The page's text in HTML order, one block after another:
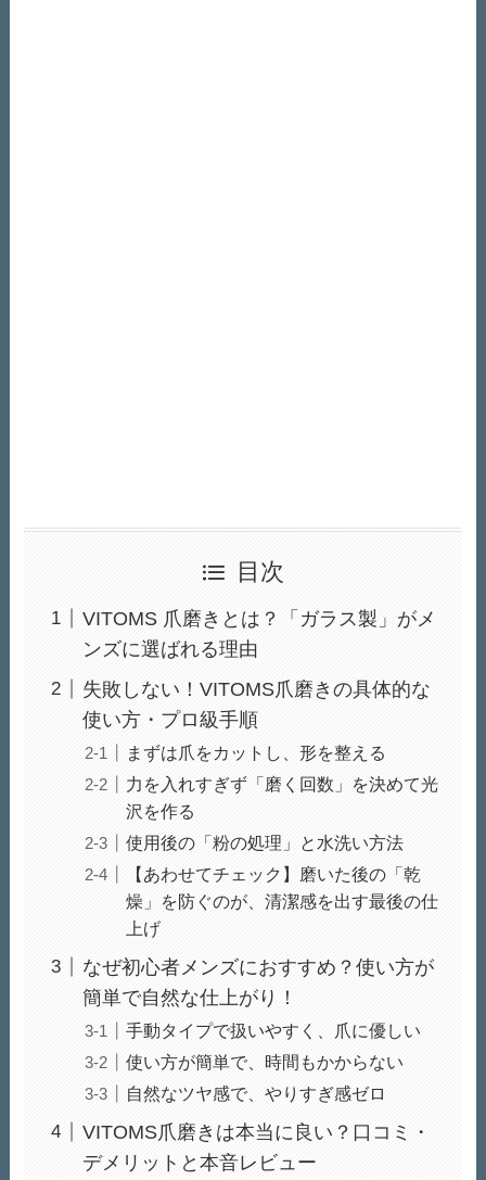
目次
VITOMS 爪磨きとは？「ガラス製」がメ
ンズに選ばれる理由
失敗しない！VITOMS爪磨きの具体的な
使い方・プロ級手順
まずは爪をカットし、形を整える
力を入れすぎず「磨く回数」を決めて光
沢を作る
使用後の「粉の処理」と水洗い方法
【あわせてチェック】磨いた後の「乾
燥」を防ぐのが、清潔感を出す最後の仕
上げ
なぜ初心者メンズにおすすめ？使い方が
簡単で自然な仕上がり！
手動タイプで扱いやすく、爪に優しい
使い方が簡単で、時間もかからない
自然なツヤ感で、やりすぎ感ゼロ
VITOMS爪磨きは本当に良い？口コミ・
デメリットと本音レビュー